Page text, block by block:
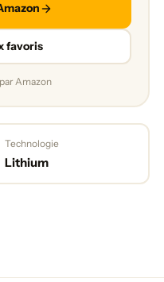
favoris
Amazon
Technologie
Lithium